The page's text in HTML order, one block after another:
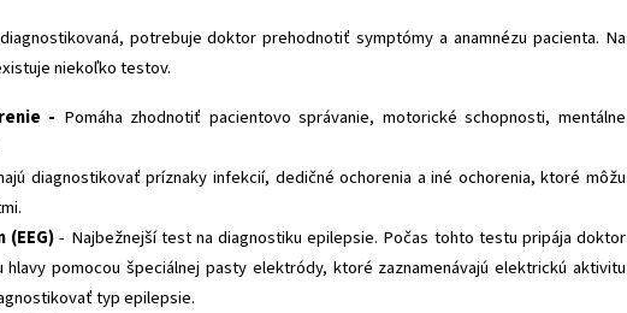
potrebuje doktor prehodnotiť symptómy a anamnézu pacienta. Na
niekoľko testov.
- Pomáha zhodnotiť pacientovo správanie, motorické schopnosti, mentálne
diagnostikovať príznaky infekcií, dedičné ochorenia a iné ochorenia, ktoré môžu
(EEG)- Najbežnejší test na diagnostiku epilepsie. Počas tohto testu pripája doktor
hlavy pomocou špeciálnej pasty elektródy, ktoré zaznamenávajú elektrickú aktivitu
typ epilepsie.